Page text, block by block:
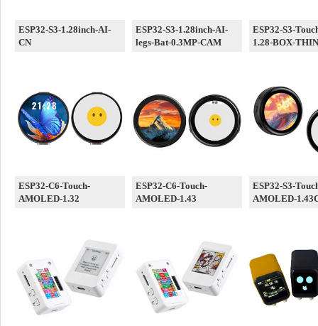
ESP32-S3-1.28inch-AI-
CN
ESP32-S3-1.28inch-AI-
legs-Bat-0.3MP-CAM
ESP32-S3-
1.28-BOX-THIN
ESP32-C6-Touch-
AMOLED-1.32
ESP32-C6-Touch-
AMOLED-1.43
ESP32-S3-
AMOLED-